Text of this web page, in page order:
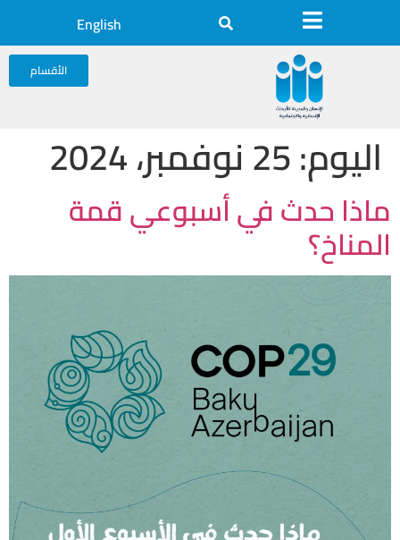
English
الأقسام
اليوم:25 نوفمبر، 2024
ماذا حدث في أسبوعي قمة
المناخ؟